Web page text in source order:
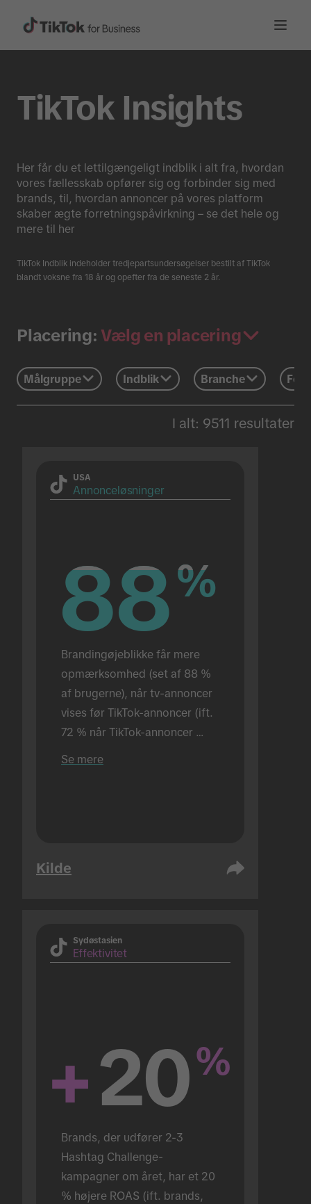
TikTok Insights
Her får du et lettilgængeligt indblik i alt fra, hvordan
vores fællesskab opfører sig og forbinder sig med
brands, til, hvordan annoncer på vores platform
skaber ægte forretningspåvirkning – se det hele og
mere til her
TikTok Indblik indeholder tredjepartsundersøgelser bestilt af TikTok
blandt voksne fra 18 år og opefter fra de seneste 2 år.
Placering: Vælg en placering
Målgruppe Indblik Branche
I alt: 9511 resultater
USA
Annonceløsninger
88%
88%
Brandingøjeblikke får mere
opmærksomhed (set af 88 %
af brugerne), når tv-annoncer
vises før TikTok-annoncer (ift.
72 % når TikTok-annoncer
Se mere
Kilde
Sydøstasien
Effektivitet
+20%
Brands, der udfører 2-3
Hashtag Challenge-
kampagner om året, har et 20
% højere ROAS (ift. brands,